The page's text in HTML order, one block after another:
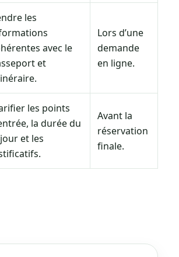
les
avec le
et
Lors d’une
demande
en ligne.
les points
la durée du
et les
Avant la
réservation
finale.